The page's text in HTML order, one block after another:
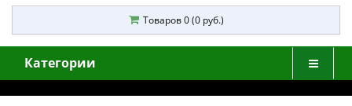
Товаров 0 (0 руб.)
Категории